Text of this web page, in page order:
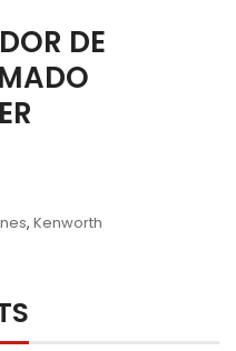
DE
, Kenworth